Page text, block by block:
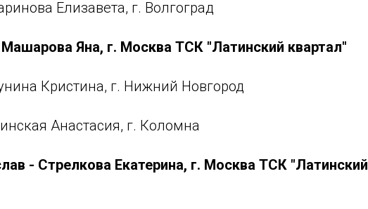
Елизавета, г. Волгоград
Яна, г. Москва ТСК "Латинский квартал"
Кристина, г. Нижний Новгород
Анастасия, г. Коломна
- Стрелкова Екатерина, г. Москва ТСК "Латинский